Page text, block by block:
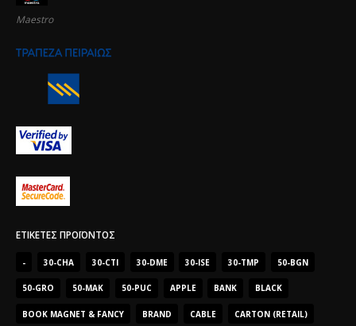
Maestro
ΕΤΙΚΈΤΕΣ ΠΡΟΪΌΝΤΟΣ
- 30-CHA 30-CTI 30-DME 30-ISE 30-TMP 50-BGN
50-GRO 50-MAK 50-PUC APPLE BANK BLACK
BOOK MAGNET & FANCY BRAND CABLE CARTON (RETAIL)